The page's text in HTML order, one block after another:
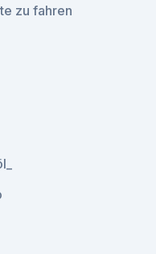
zu fahren